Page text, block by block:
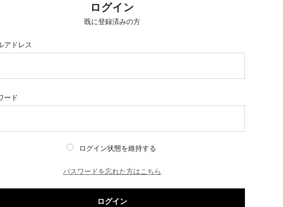
ログイン
既に登録済みの方
アドレス
ード
ログイン状態を維持する
パスワードを忘れた方はこちら
ログイン